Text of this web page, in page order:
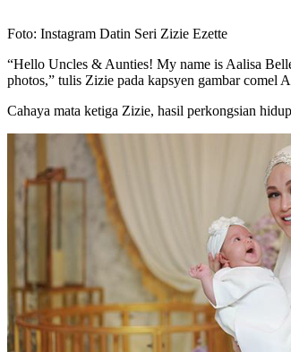
Foto: Instagram Datin Seri Zizie Ezette
“Hello Uncles & Aunties! My name is Aalisa
photos,” tulis Zizie pada kapsyen gambar comel
Cahaya mata ketiga Zizie, hasil perkongsian